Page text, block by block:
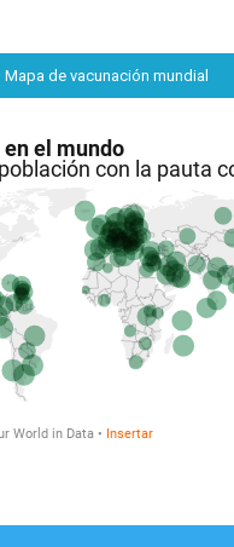
Mapa de vacunación mundial